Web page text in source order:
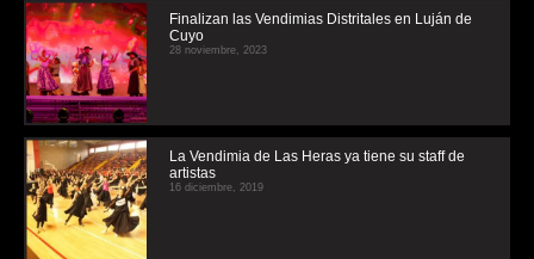
Finalizan las Vendimias Distritales en Luján de
Cuyo
28 noviembre, 2023
La Vendimia de Las Heras ya tiene su staff de
artistas
16 diciembre, 2019